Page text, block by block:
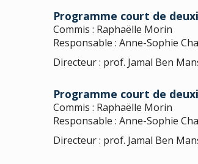
Programme court de
Commis : Raphaëlle Morin
Responsable : Anne-Sophie
Directeur : prof. Jamal Ben
Programme court de
Commis : Raphaëlle Morin
Responsable : Anne-Sophie
Directeur : prof. Jamal Ben